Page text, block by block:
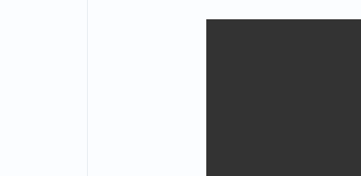
AI智慧课堂全面优化，新增AI错题分析、AI项目指导